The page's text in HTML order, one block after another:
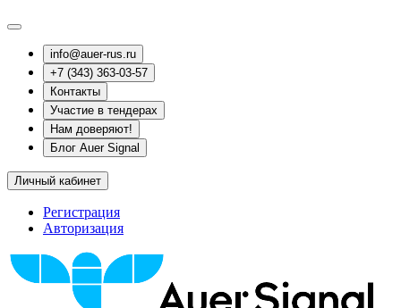
info@auer-rus.ru
+7 (343) 363-03-57
Контакты
Участие в тендерах
Нам доверяют!
Блог Auer Signal
Личный кабинет
Регистрация
Авторизация